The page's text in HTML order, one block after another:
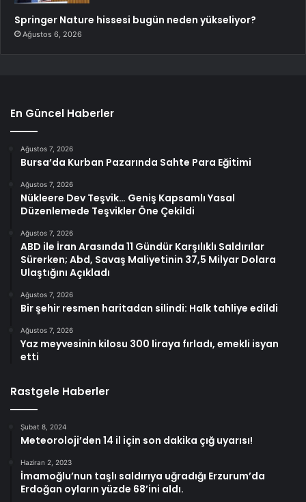
Springer Nature hissesi bugün neden yükseliyor?
Ağustos 6, 2026
En Güncel Haberler
Ağustos 7, 2026
Bursa’da Kurban Pazarında Sahte Para Eğitimi
Ağustos 7, 2026
Nükleere Dev Teşvik… Geniş Kapsamlı Yasal
Düzenlemede Teşvikler Öne Çekildi
Ağustos 7, 2026
ABD ile İran Arasında 11 Gündür Karşılıklı Saldırılar
Sürerken; Abd, Savaş Maliyetinin 37,5 Milyar Dolara
Ulaştığını Açıkladı
Ağustos 7, 2026
Bir şehir resmen haritadan silindi: Halk tahliye edildi
Ağustos 7, 2026
Yaz meyvesinin kilosu 300 liraya fırladı, emekli isyan
etti
Rastgele Haberler
Şubat 8, 2024
Meteoroloji’den 14 il için son dakika çığ uyarısı!
Haziran 2, 2023
İmamoğlu’nun taşlı saldırıya uğradığı Erzurum’da
Erdoğan oyların yüzde 68’ini aldı.